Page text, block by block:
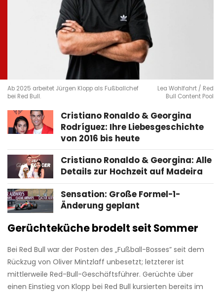
Ab 2025 arbeitet Jürgen Klopp als Fußballchef
bei Red Bull.
Lea Wohlfahrt / Red
Bull Content Pool
Cristiano Ronaldo & Georgina
Rodríguez: Ihre Liebesgeschichte
von 2016 bis heute
Cristiano Ronaldo & Georgina: Alle
Details zur Hochzeit auf Madeira
Sensation: Große Formel-1-
Änderung geplant
Gerüchteküche brodelt seit Sommer
Bei Red Bull war der Posten des „Fußball-Bosses” seit dem
Rückzug von Oliver Mintzlaff unbesetzt; letzterer ist
mittlerweile Red-Bull-Geschäftsführer. Gerüchte über
einen Einstieg von Klopp bei Red Bull kursierten bereits im